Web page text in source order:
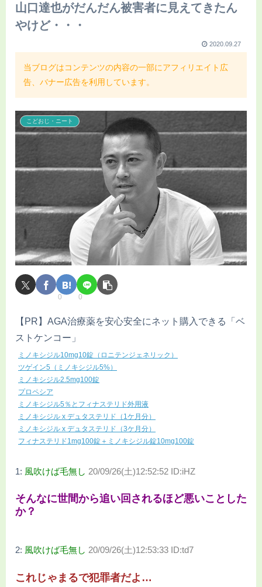
山口達也がだんだん被害者に見えてきたん
やけど・・・
2020.09.27
当ブログはコンテンツの内容の一部にアフィリエイト広
告、バナー広告を利用しています。
こどおじ・ニート
0 0
【PR】AGA治療薬を安心安全にネット購入できる「ベ
ストケンコー」
ミノキシジル10mg10錠（ロニテンジェネリック）
ツゲイン5（ミノキシジル5%）
ミノキシジル2.5mg100錠
プロペシア
ミノキシジル5％とフィナステリド外用液
ミノキシジル x デュタステリド（1ケ月分）
ミノキシジル x デュタステリド（3ケ月分）
フィナステリド1mg100錠＋ミノキシジル錠10mg100錠
1: 風吹けば毛無し 20/09/26(土)12:52:52 ID:iHZ
そんなに世間から追い回されるほど悪いことした
か？
2: 風吹けば毛無し 20/09/26(土)12:53:33 ID:td7
これじゃまるで犯罪者だよ…